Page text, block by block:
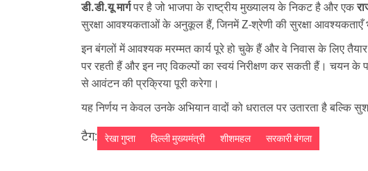
डी.डी.यू मार्गपर है जो भाजपा के राष्ट्रीय मुख्यालय के निकट है और एक
सुरक्षा आवश्यकताओं के अनुकूल हैं, जिनमें Z-श्रेणी की सुरक्षा आवश्यकताएँ
इन बंगलों में आवश्यक मरम्मत कार्य पूरे हो चुके हैं और वे निवास के लिए तैयार
पर रहती हैं और इन नए विकल्पों का स्वयं निरीक्षण कर सकती हैं। चयन के
से आवंटन की प्रक्रिया पूरी करेगा।
यह निर्णय न केवल उनके अभियान वादों को धरातल पर उतारता है
टैग: रेखा गुप्ता दिल्ली मुख्यमंत्री शीशमहल सरकारी बंगला